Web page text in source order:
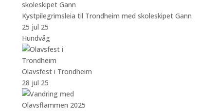
Kystpilegrimsleia til Trondheim med skoleskipet Gann
25 jul 25
Hundvåg
Olavsfest i Trondheim
28 jul 25